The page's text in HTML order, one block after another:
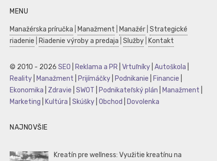
MENU
Manažérska príručka Manažment Manažér Strategické
riadenie
Riadenie výroby a predaja Služby Kontakt
© 2010 - 2026 SEO Reklama a PR Vrtuľníky Autoškola
Reality
Manažment Prijímáčky Podnikanie Financie
Ekonomika
Zdravie SWOT Podnikateľský plán Manažment
Marketing
Kultúra Skúšky Obchod Dovolenka
NAJNOVŠIE
Kreatín pre wellness: Využitie kreatínu na